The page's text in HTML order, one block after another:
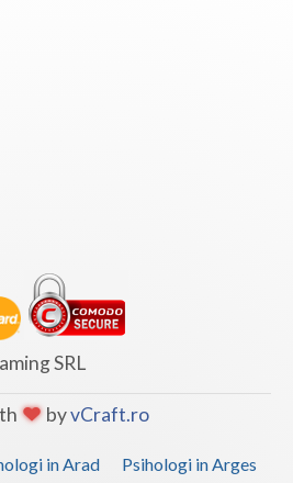
SRL
byvCraft.ro
in Arad
Psihologi in Arges